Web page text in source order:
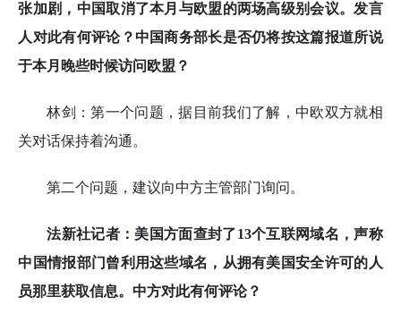
张加剧，中国取消了本月与欧盟的两场高级别会议。发言
人对此有何评论？中国商务部长是否仍将按这篇报道所说
于本月晚些时候访问欧盟？
林剑：第一个问题，据目前我们了解，中欧双方就相
关对话保持着沟通。
第二个问题，建议向中方主管部门询问。
法新社记者：美国方面查封了13个互联网域名，声称
中国情报部门曾利用这些域名，从拥有美国安全许可的人
员那里获取信息。中方对此有何评论？